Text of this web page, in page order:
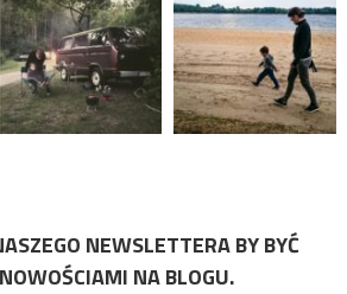
NEWSLETTERA BY BYĆ
NA BLOGU.